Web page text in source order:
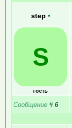
step •
S
гость
Сообщение # 6